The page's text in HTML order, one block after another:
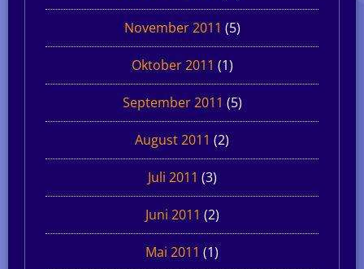
November 2011 (5)
Oktober 2011 (1)
September 2011 (5)
August 2011 (2)
Juli 2011 (3)
Juni 2011 (2)
Mai 2011 (1)